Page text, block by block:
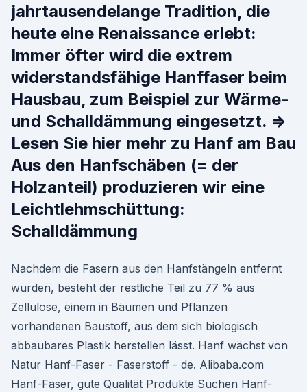
jahrtausendelange Tradition, die
heute eine Renaissance erlebt:
Immer öfter wird die extrem
widerstandsfähige Hanffaser beim
Hausbau, zum Beispiel zur Wärme-
und Schalldämmung eingesetzt. ⇒
Lesen Sie hier mehr zu Hanf am Bau
Aus den Hanfschäben (= der
Holzanteil) produzieren wir eine
Leichtlehmschüttung:
Schalldämmung
Nachdem die Fasern aus den Hanfstängeln entfernt
wurden, besteht der restliche Teil zu 77 % aus
Zellulose, einem in Bäumen und Pflanzen
vorhandenen Baustoff, aus dem sich biologisch
abbaubares Plastik herstellen lässt. Hanf wächst von
Natur Hanf-Faser - Faserstoff - de. Alibaba.com
Hanf-Faser, gute Qualität Produkte Suchen Hanf-